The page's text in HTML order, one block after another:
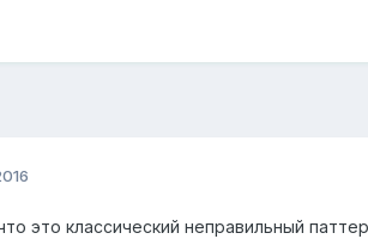
это классический неправильный